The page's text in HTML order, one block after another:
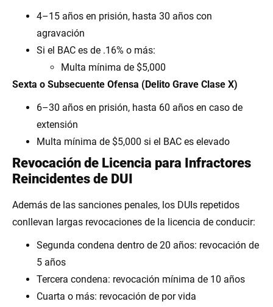
4–15 años en prisión, hasta 30 años con
agravación
Si el BAC es de .16% o más:
Multa mínima de $5,000
Sexta o Subsecuente Ofensa (Delito Grave Clase X)
6–30 años en prisión, hasta 60 años en caso de
extensión
Multa mínima de $5,000 si el BAC es elevado
Revocación de Licencia para Infractores
Reincidentes de DUI
Además de las sanciones penales, los DUIs repetidos
conllevan largas revocaciones de la licencia de conducir:
Segunda condena dentro de 20 años: revocación de
5 años
Tercera condena: revocación mínima de 10 años
Cuarta o más: revocación de por vida